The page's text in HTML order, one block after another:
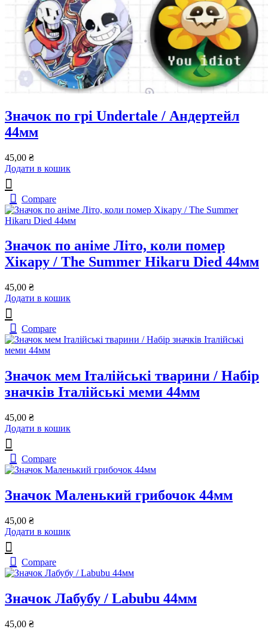
Значок по грі Undertale / Андертейл
44мм
45,00 ₴
Додати в кошик
Compare
Значок по аніме Літо, коли помер
Хікару / The Summer Hikaru Died 44мм
45,00 ₴
Додати в кошик
Compare
Значок мем Італійські тварини / Набір
значків Італійські меми 44мм
45,00 ₴
Додати в кошик
Compare
Значок Маленький грибочок 44мм
45,00 ₴
Додати в кошик
Compare
Значок Лабубу / Labubu 44мм
45,00 ₴